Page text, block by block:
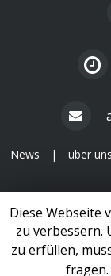
News | über uns
1999 - 2026
Diese Webseite
zu verbessern.
zu erfüllen,
fragen.